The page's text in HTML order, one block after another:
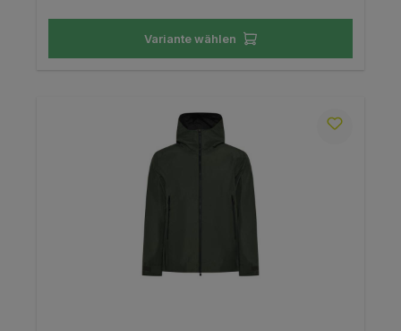
Variante wählen